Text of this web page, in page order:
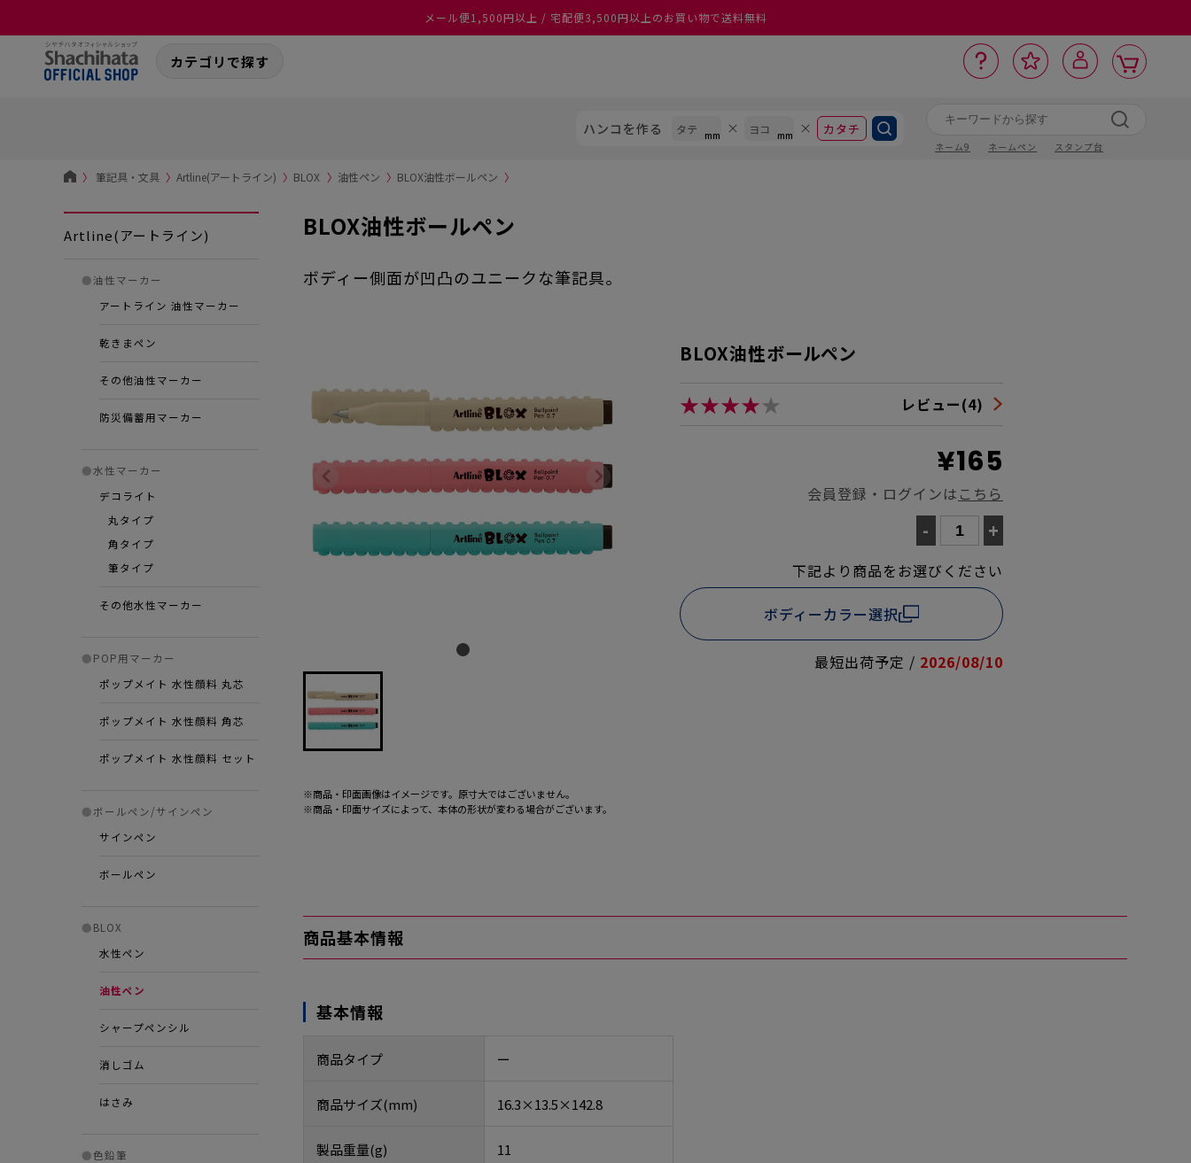
メール便1,500円以上 / 宅配便3,500円以上のお買い物で送料無料
カテゴリで探す
ハンコを作る カタチ
ネーム9 ネームペン スタンプ台
サ
ポ
ト
ー お
気
に
入
り
ロ
グ
イ
ン ト
ー
〉 筆記具・文具 〉Artline(アートライン) 〉 BLOX 〉 油性ペン 〉 BLOX油性ボールペン 〉
Artline(アートライン)
●油性マーカー
アートライン 油性マーカー
乾きまペン
その他油性マーカー
防災備蓄用マーカー
●水性マーカー
デコライト
丸タイプ
角タイプ
筆タイプ
その他水性マーカー
●POP用マーカー
ポップメイト 水性顔料 丸芯
ポップメイト 水性顔料 角芯
ポップメイト 水性顔料 セット
●ボールペン/サインペン
サインペン
ボールペン
●BLOX
水性ペン
油性ペン
シャープペンシル
消しゴム
はさみ
●色鉛筆
BLOX油性ボールペン
ボディー側面が凹凸のユニークな筆記具。
※商品・印面画像はイメージです。原寸大ではございません。
※商品・印面サイズによって、本体の形状が変わる場合がございます。
BLOX油性ボールペン
★★★★★ レビュー(4)
¥165
会員登録・ログインは こちら
- +
下記より商品をお選びください
ボディーカラー選択
最短出荷予定 / 2026/08/10
商品基本情報
基本情報
商品タイプ ー
商品サイズ(mm) 16.3×13.5×142.8
製品重量(g) 11